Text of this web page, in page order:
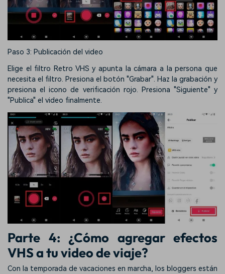
Paso 3: Publicación del video
Elige el filtro Retro VHS y apunta la cámara a la persona que
necesita el filtro. Presiona el botón "Grabar". Haz la grabación y
presiona el icono de verificación rojo. Presiona "Siguiente" y
"Publica" el video finalmente.
Parte 4: ¿Cómo agregar efectos
VHS a tu video de viaje?
Con la temporada de vacaciones en marcha, los bloggers están